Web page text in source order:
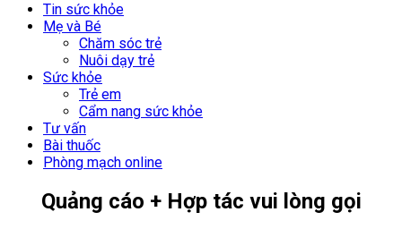
Tin sức khỏe
Mẹ và Bé
Chăm sóc trẻ
Nuôi dạy trẻ
Sức khỏe
Trẻ em
Cẩm nang sức khỏe
Tư vấn
Bài thuốc
Phòng mạch online
Quảng cáo + Hợp tác vui lòng gọi